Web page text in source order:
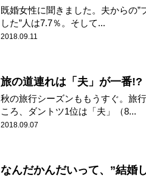
既婚女性に聞きました。夫からの”
した”人は7.7％。そして...
2018.09.11
旅の道連れは「夫」が一番!?
秋の旅行シーズンももうすぐ。旅
ころ、ダントツ1位は「夫」（8...
2018.09.07
なんだかんだいって、”結婚